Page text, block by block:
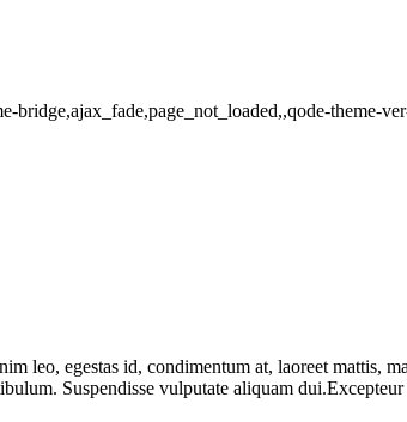
theme-
egestas id, condimentum at, laoreet mattis,
Suspendisse vulputate aliquam